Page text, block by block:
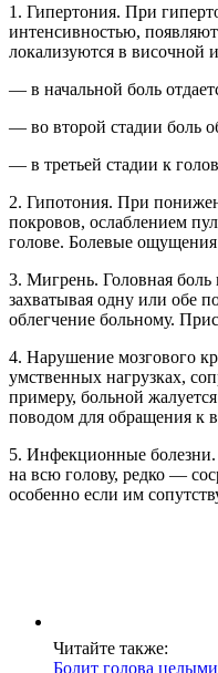
1. Гипертония. При
интенсивностью,
локализуются в височной
— в начальной боль
— во второй стадии боль
— в третьей стадии к
2. Гипотония. При
покровов, ослаблением
голове. Болевые
3. Мигрень. Головная боль
захватывая одну или обе
облегчение больному.
4. Нарушение мозгового
умственных нагрузках,
примеру, больной
поводом для обращения к
5. Инфекционные болезни.
на всю голову, редко —
особенно если им
Читайте также:
Болит голова